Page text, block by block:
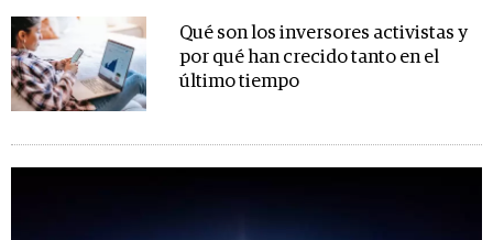
Qué son los inversores activistas y
por qué han crecido tanto en el
último tiempo